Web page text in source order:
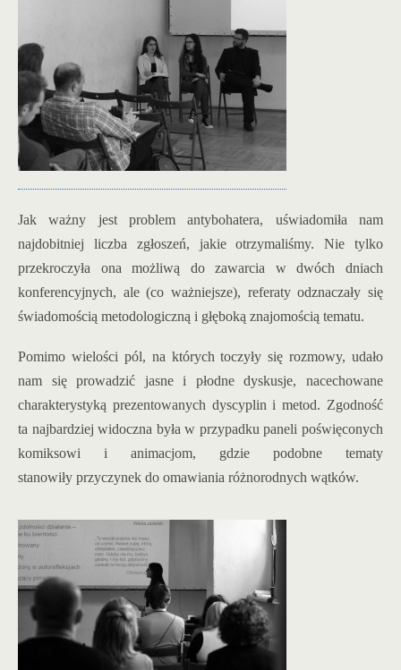
Jak ważny jest problem antybohatera, uświadomiła nam
najdobitniej liczba zgłoszeń, jakie otrzymaliśmy. Nie tylko
przekroczyła ona możliwą do zawarcia w dwóch dniach
konferencyjnych, ale (co ważniejsze), referaty odznaczały się
świadomością metodologiczną i głęboką znajomością tematu.
Pomimo wielości pól, na których toczyły się rozmowy, udało
nam się prowadzić jasne i płodne dyskusje, nacechowane
charakterystyką prezentowanych dyscyplin i metod. Zgodność
ta najbardziej widoczna była w przypadku paneli poświęconych
komiksowi i animacjom, gdzie podobne tematy
stanowiły przyczynek do omawiania różnorodnych wątków.